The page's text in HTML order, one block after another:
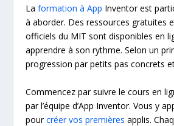
Laformation à App Inventor est
à aborder. Des ressources gratuites
officiels du MIT sont disponibles en
apprendre à son rythme. Selon un
progression par petits pas concrets
Commencez par suivre le cours en
par l’équipe d’App Inventor. Vous y
pourcréer vos premières applis.